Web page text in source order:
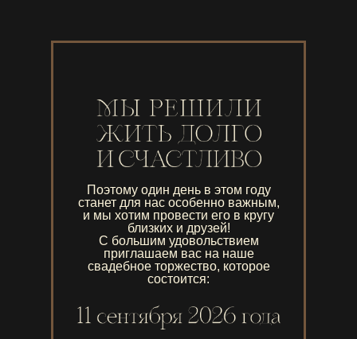
Поэтому один день в этом году
станет для нас особенно важным,
и мы хотим провести его в кругу
близких и друзей!
С большим удовольствием
приглашаем вас на наше
свадебное торжество, которое
состоится: